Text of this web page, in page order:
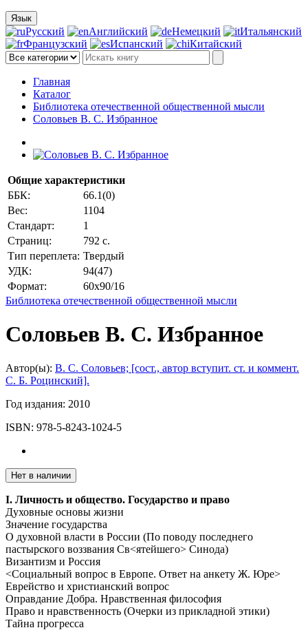
Язык
Русский Английский Немецкий
Итальянский
Французский
Испанский Китайский
Главная
Каталог
Библиотека отечественной общественной мысли
Соловьев В. С. Избранное
Общие характеристики
ББК:
66.1(0)
Вес:
1104
Стандарт:
1
Страниц:
792 с.
Тип переплета: Твердый
УДК:
94(47)
Формат:
60х90/16
Библиотека отечественной общественной мысли
Соловьев В. С. Избранное
Автор(ы): В. С. Соловьев; [сост., автор вступит. ст. и коммент.
С. Б. Роцинский].
Год издания: 2010
ISBN: 978-5-8243-1024-5
Нет в наличии
I. Личность и общество. Государство и право
Духовные основы жизни
Значение государства
О духовной власти в России (По поводу последнего
пастырского воззвания Св<ятейшего> Синода)
Византизм и Россия
<Социальный вопрос в Европе. Ответ на анкету Ж. Юре>
Еврейство и христианский вопрос
Оправдание Добра. Нравственная философия
Право и нравственность (Очерки из прикладной этики)
Тайна прогресса